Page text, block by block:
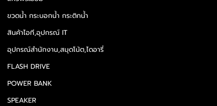
ขวดน้ำ กระบอกน้ำ กระติกน้ำ
สินค้าไอที,อุปกรณ์ IT
อุปกรณ์สำนักงาน,สมุดโน้ต,ไดอารี่
FLASH DRIVE
POWER BANK
SPEAKER